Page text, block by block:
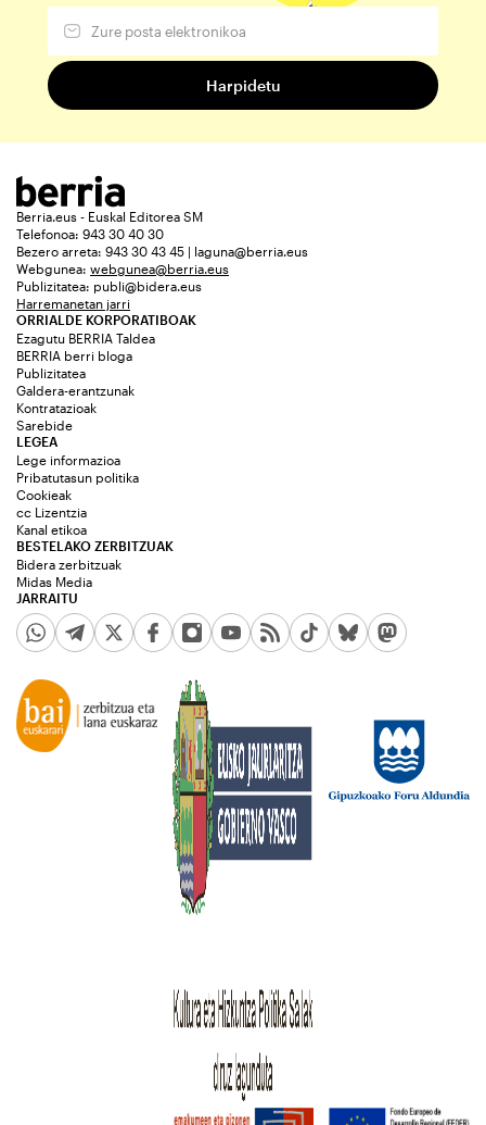
Berria.eus - Euskal Editorea SM
Telefonoa: 943 30 40 30
Bezero arreta: 943 30 43 45 | laguna@berria.eus
Webgunea: webgunea@berria.eus
Publizitatea: publi@bidera.eus
Harremanetan jarri
ORRIALDE KORPORATIBOAK
Ezagutu BERRIA Taldea
BERRIA berri bloga
Publizitatea
Galdera-erantzunak
Kontratazioak
Sarebide
JARRAITU
LEGEA
Lege informazioa
Pribatutasun politika
Cookieak
cc Lizentzia
Kanal etikoa
BESTELAKO ZERBITZUAK
Bidera zerbitzuak
Midas Media